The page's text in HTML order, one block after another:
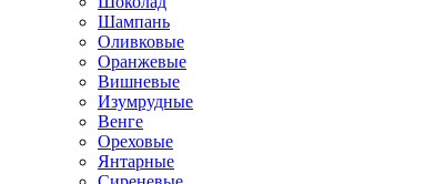
Шампань
Оливковые
Оранжевые
Вишневые
Изумрудные
Венге
Ореховые
Янтарные